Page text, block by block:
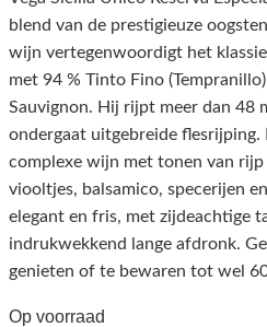
blend van de prestigieuze
wijn vertegenwoordigt het
met 94 % Tinto Fino
Sauvignon. Hij rijpt meer dan 48
ondergaat uitgebreide flesrijping.
complexe wijn met tonen van
viooltjes, balsamico, specerijen
elegant en fris, met zijdeachtige
indrukwekkend lange afdronk.
genieten of te bewaren tot wel
Op voorraad